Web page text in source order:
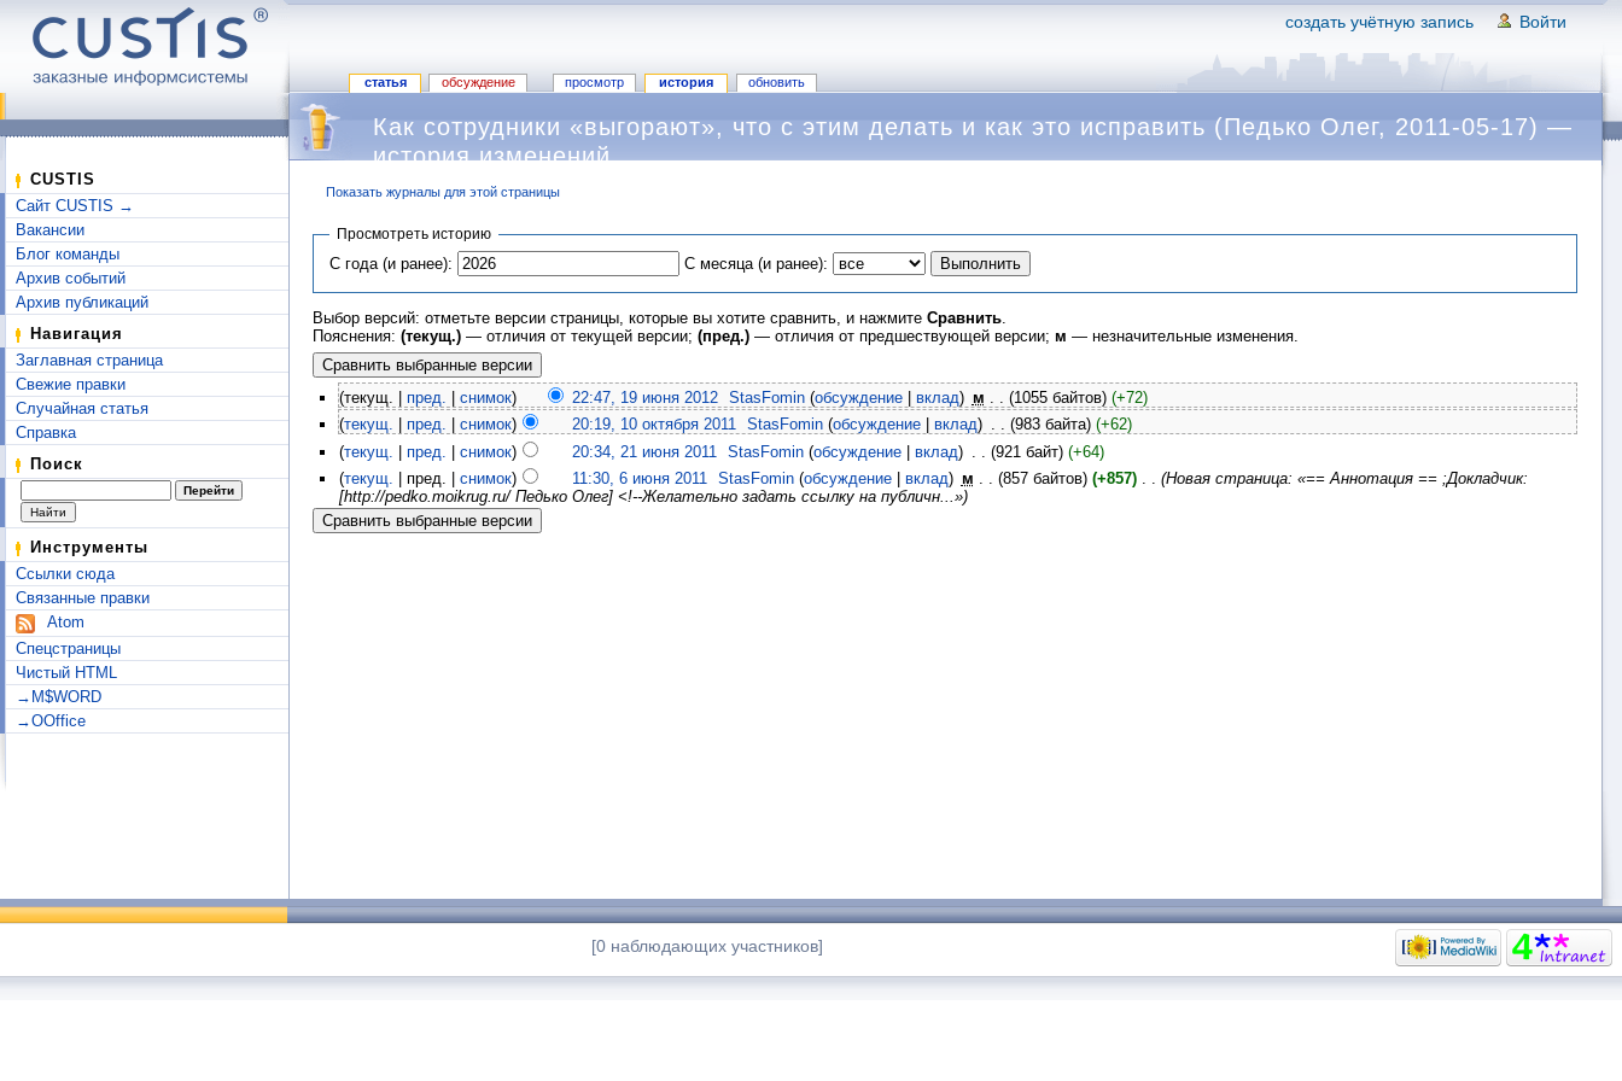
создать учётную запись Войти
статья обсуждение просмотр история обновить
CUSTIS
Сайт CUSTIS →
Вакансии
Блог команды
Архив событий
Архив публикаций
Навигация
Заглавная страница
Свежие правки
Случайная статья
Справка
Поиск
Инструменты
Ссылки сюда
Связанные правки
Atom
Спецстраницы
Чистый HTML
→M$WORD
→OOffice
Как сотрудники «выгорают», что с этим делать и как это исправить (Педько Олег, 2011-05-17) —
история изменений
Показать журналы для этой страницы
Просмотреть историю
С года (и ранее): С месяца (и ранее):
Выбор версий: отметьте версии страницы, которые вы хотите сравнить, и нажмите Сравнить
Пояснения: (текущ.) — отличия от текущей версии; (пред.) — отличия от предшествующей версии; м — незначительные изменения.
(текущ. | пред. снимок) 22:47, 19 июня 2012‎ StasFomin (обсуждение| вклад) м . . (1055 байтов) (+72)
(текущ. пред. снимок) 20:19, 10 октября 2011‎ StasFomin (обсуждение| вклад) . . (983 байта) (+62)
(текущ. | пред. | снимок) 20:34, 21 июня 2011 StasFomin (обсуждение| вклад) (921 байт) (+64)
(текущ. | пред. | снимок) 11:30, 6 июня 2011 StasFomin (обсуждение| вклад) м (857 байтов) (+857)‎
(Новая страница: «== Аннотация == ;Докладчик:
[http://pedko.moikrug.ru/ Педько Олег] <!--Желательно задать ссылку на публичн...»)
[0 наблюдающих участников]